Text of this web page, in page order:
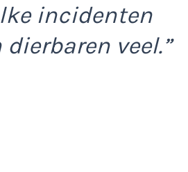
incidenten
veel.”